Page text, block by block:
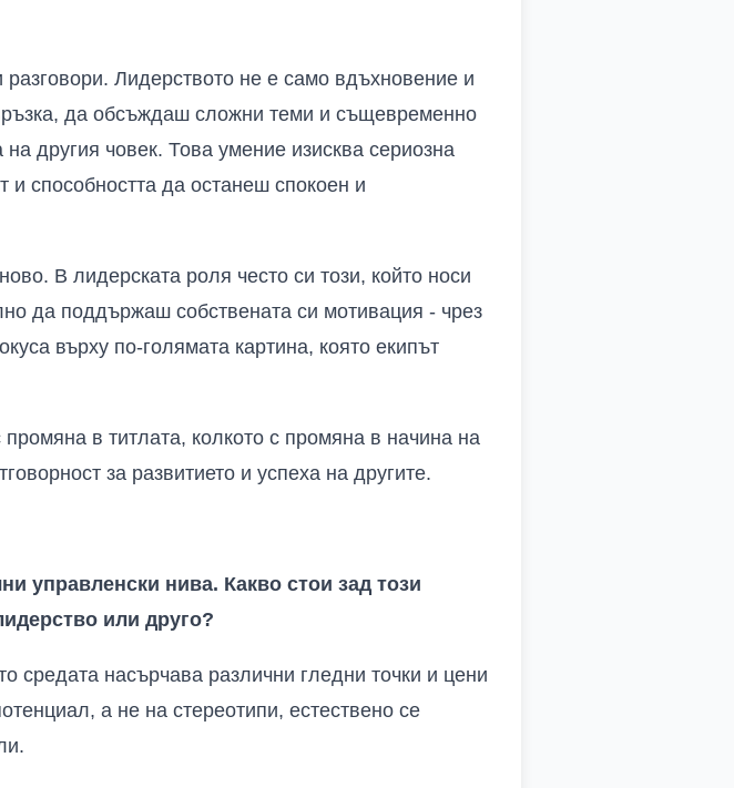
Лидерството не е само вдъхновение и
да обсъждаш сложни теми и същевременно
другия човек. Това умение изисква сериозна
и способността да останеш спокоен и
В лидерската роля често си този, който носи
да поддържаш собствената си мотивация - чрез
върху по-голямата картина, която екипът
в титлата, колкото с промяна в начина на
за развитието и успеха на другите.
управленски нива. Какво стои зад този
или друго?
средата насърчава различни гледни точки и цени
а не на стереотипи, естествено се